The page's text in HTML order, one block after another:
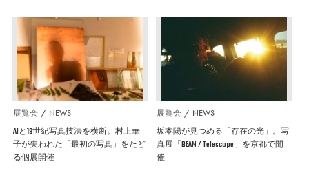
展覧会 NEWS
AIと19世紀写真技法を横断。村上華
子が失われた「最初の写真」をたど
る個展開催
展覧会 NEWS
坂本陽が見つめる「存在の光」。写
真展「BEAM / Telescope」を京都で開
催